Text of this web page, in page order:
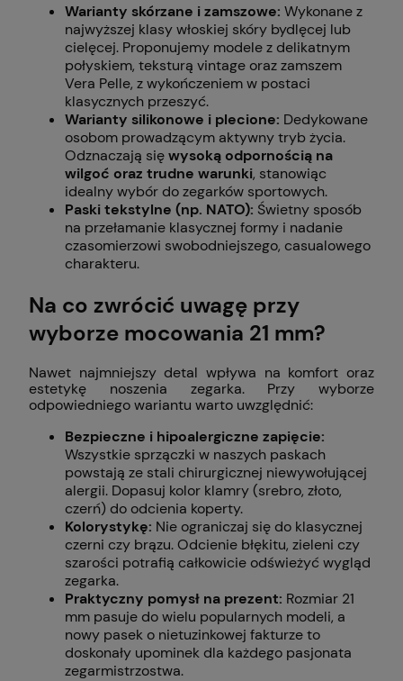
Warianty skórzane i zamszowe: Wykonane z
najwyższej klasy włoskiej skóry bydlęcej lub
cielęcej. Proponujemy modele z delikatnym
połyskiem, teksturą vintage oraz zamszem
Vera Pelle, z wykończeniem w postaci
klasycznych przeszyć.
Warianty silikonowe i plecione: Dedykowane
osobom prowadzącym aktywny tryb życia.
Odznaczają sięwysoką odpornością na
wilgoć oraz trudne warunki, stanowiąc
idealny wybór do zegarków sportowych.
Paski tekstylne (np. NATO): Świetny sposób
na przełamanie klasycznej formy i nadanie
czasomierzowi swobodniejszego, casualowego
charakteru.
Na co zwrócić uwagę przy
wyborze mocowania 21 mm?
Nawet najmniejszy detal wpływa na komfort oraz
estetykę noszenia zegarka. Przy wyborze
odpowiedniego wariantu warto uwzględnić:
Bezpieczne i hipoalergiczne zapięcie:
Wszystkie sprzączki w naszych paskach
powstają ze stali chirurgicznej niewywołującej
alergii. Dopasuj kolor klamry (srebro, złoto,
czerń) do odcienia koperty.
Kolorystykę: Nie ograniczaj się do klasycznej
czerni czy brązu. Odcienie błękitu, zieleni czy
szarości potrafią całkowicie odświeżyć wygląd
zegarka.
Praktyczny pomysł na prezent: Rozmiar 21
mm pasuje do wielu popularnych modeli, a
nowy pasek o nietuzinkowej fakturze to
doskonały upominek dla każdego pasjonata
zegarmistrzostwa.